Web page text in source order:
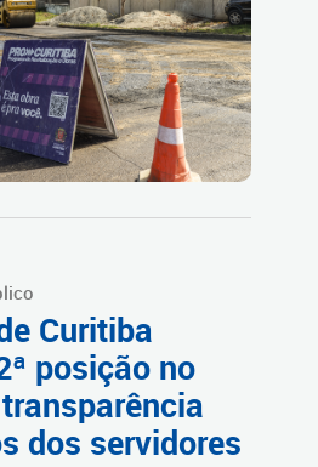
Curitiba
posição no
dos servidores